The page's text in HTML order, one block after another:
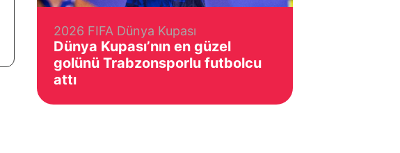
2026 FIFA Dünya Kupası
Dünya Kupası’nın en güzel
golünü Trabzonsporlu futbolcu
attı